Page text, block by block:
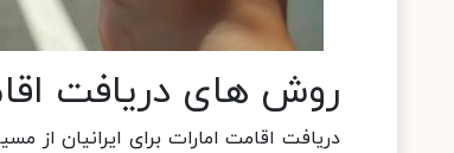
روش های دریافت
دریافت اقامت امارات برای ایرانیان